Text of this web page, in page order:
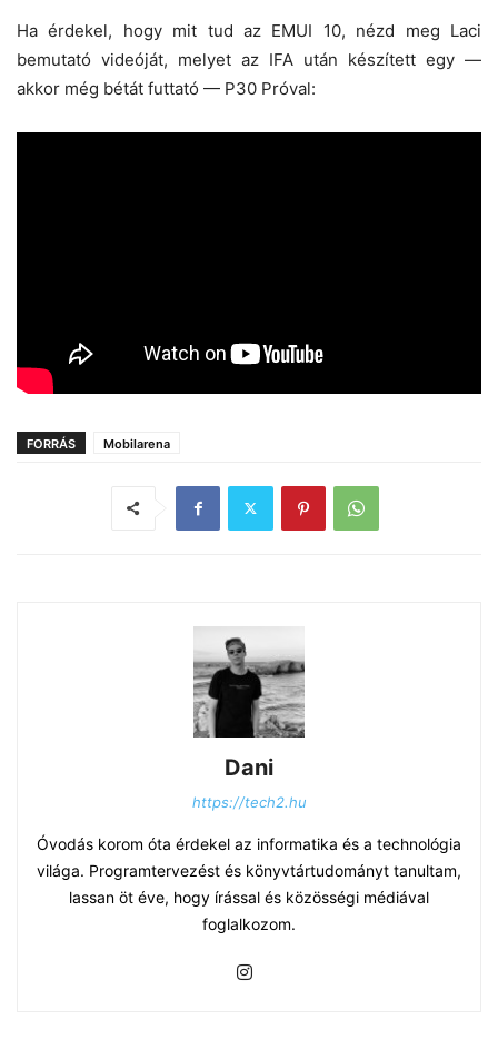
Ha érdekel, hogy mit tud az EMUI 10, nézd meg Laci
bemutató videóját, melyet az IFA után készített egy —
akkor még bétát futtató — P30 Próval:
FORRÁS Mobilarena
Dani
https://tech2.hu
Óvodás korom óta érdekel az informatika és a technológia
világa. Programtervezést és könyvtártudományt tanultam,
lassan öt éve, hogy írással és közösségi médiával
foglalkozom.